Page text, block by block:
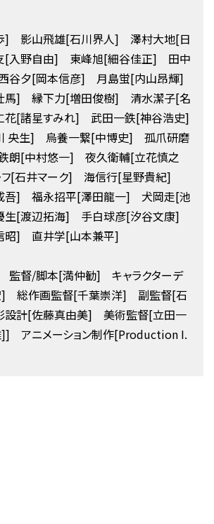
] 影山飛雄[石川界人] 澤村大地[日
入野自由] 東峰旭[細谷佳正] 田中
谷夕[岡本信彦] 月島蛍[内山昂輝]
馬] 縁下力[増田俊樹] 清水潔子[名
[諸星すみれ] 武田一鉄[神谷浩史]
央生] 烏養一繋[中博史] 孤爪研磨
朗[中村悠一] 夜久衛輔[立花慎之
[石井マーク] 海信行[星野貴紀]
吾] 福永招平[澤田龍一] 犬岡走[池
[渡辺拓海] 手白球彦[汐谷文康]
昭] 直井学[山本兼平]
督/脚本[満仲勧] キャラクターデ
] 総作画監督[千葉崇洋] 副監督[石
計[佐藤真由美] 美術監督[立田一
]] アニメーション制作[Production I.
]